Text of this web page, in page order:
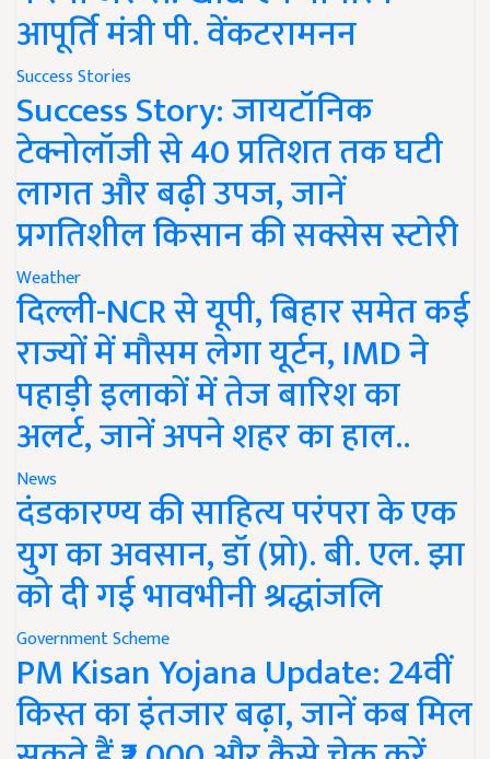
आपूर्ति मंत्री पी. वेंकटरामनन
Success Stories
Success Story: जायटॉनिक
टेक्नोलॉजी से 40 प्रतिशत तक घटी
लागत और बढ़ी उपज, जानें
प्रगतिशील किसान की सक्सेस स्टोरी
Weather
दिल्ली-NCR से यूपी, बिहार समेत कई
राज्यों में मौसम लेगा यूर्टन, IMD ने
पहाड़ी इलाकों में तेज बारिश का
अलर्ट, जानें अपने शहर का हाल..
News
दंडकारण्य की साहित्य परंपरा के एक
युग का अवसान, डॉ (प्रो). बी. एल. झा
को दी गई भावभीनी श्रद्धांजलि
Government Scheme
PM Kisan Yojana Update: 24वीं
किस्त का इंतजार बढ़ा, जानें कब मिल